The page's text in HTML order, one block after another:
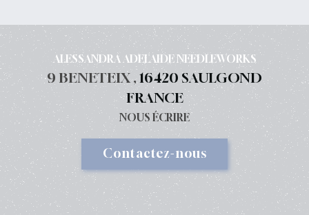
ALESSANDRA ADELAIDE NEEDLEWORKS
9 BENETEIX ,16420 SAULGOND
FRANCE
NOUS ÉCRIRE
Contactez-nous